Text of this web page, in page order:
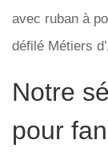
avec ruban à
défilé Métiers
Notre
pour